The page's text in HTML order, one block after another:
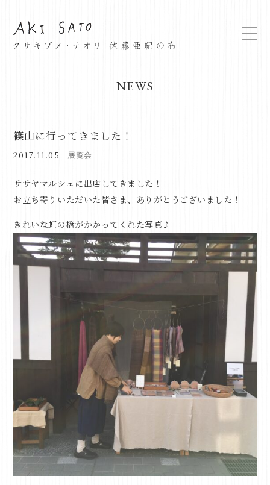
NEWS
篠山に行ってきました！
2017.11.05 展覧会
ササヤマルシェに出店してきました！
お立ち寄りいただいた皆さま、ありがとうございました！
きれいな虹の橋がかかってくれた写真♪